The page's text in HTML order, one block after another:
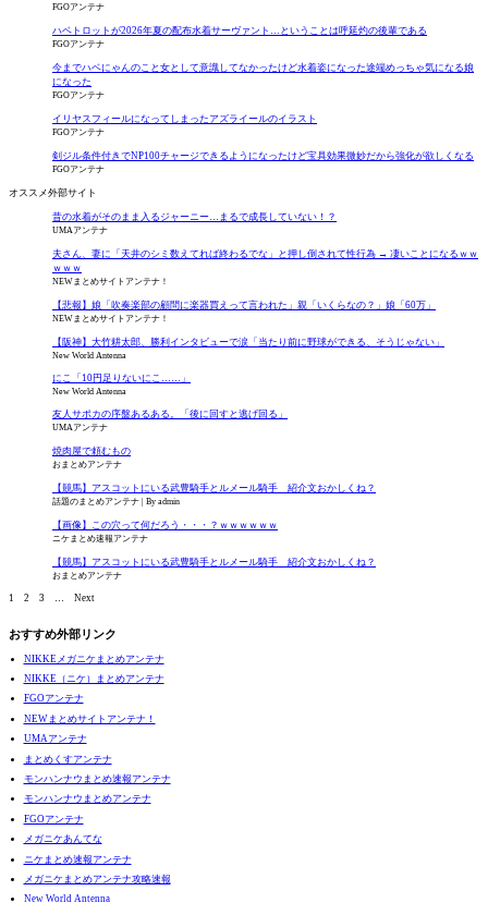
FGOアンテナ
ハベトロットが2026年夏の配布水着サーヴァント…ということは呼延灼の後輩である
FGOアンテナ
今までハベにゃんのこと女として意識してなかったけど水着姿になった途端めっちゃ気になる娘
になった
FGOアンテナ
イリヤスフィールになってしまったアズライールのイラスト
FGOアンテナ
剣ジル条件付きでNP100チャージできるようになったけど宝具効果微妙だから強化が欲しくなる
FGOアンテナ
オススメ外部サイト
昔の水着がそのまま入るジャーニー…まるで成長していない！？
UMAアンテナ
夫さん、妻に「天井のシミ数えてれば終わるでな」と押し倒されて性行為 → 凄いことになるｗｗ
ｗｗｗ
NEWまとめサイトアンテナ！
【悲報】娘「吹奏楽部の顧問に楽器買えって言われた」親「いくらなの？」娘「60万」
NEWまとめサイトアンテナ！
【阪神】大竹耕太郎、勝利インタビューで涙「当たり前に野球ができる、そうじゃない」
New World Antenna
にこ「10円足りないにこ……」
New World Antenna
友人サポカの序盤あるある。「後に回すと逃げ回る」
UMAアンテナ
焼肉屋で頼むもの
おまとめアンテナ
【競馬】アスコットにいる武豊騎手とルメール騎手 紹介文おかしくね？
話題のまとめアンテナ By admin
【画像】この穴って何だろう・・・？ｗｗｗｗｗｗ
ニケまとめ速報アンテナ
【競馬】アスコットにいる武豊騎手とルメール騎手 紹介文おかしくね？
おまとめアンテナ
1 2 3 Next
おすすめ外部リンク
NIKKEメガニケまとめアンテナ
NIKKE（ニケ）まとめアンテナ
FGOアンテナ
NEWまとめサイトアンテナ！
UMAアンテナ
まとめくすアンテナ
モンハンナウまとめ速報アンテナ
モンハンナウまとめアンテナ
FGOアンテナ
メガニケあんてな
ニケまとめ速報アンテナ
メガニケまとめアンテナ攻略速報
New World Antenna